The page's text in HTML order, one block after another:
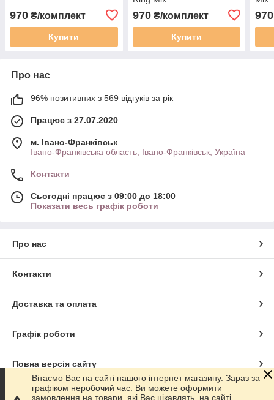
970 ₴/комплект
Купити
970₴/комплект
Купити
970
Про нас
96% позитивних з 569 відгуків за рік
Працює з 27.07.2020
м. Івано-Франківськ
Івано-Франківська область, Івано-Франківськ, Україна
Контакти
Сьогодні працює з 09:00 до 18:00
Показати весь графік роботи
Про нас
Контакти
Доставка та оплата
Графік роботи
Повна версія сайту
Сайт створено на маркетплейсіProm.ua
Вітаємо Вас на сайті нашого інтернет магазину. Зараз за
графіком неробочий час. Ви можете оформити
замовлення на товари, які Вас цікавлять, на сайті